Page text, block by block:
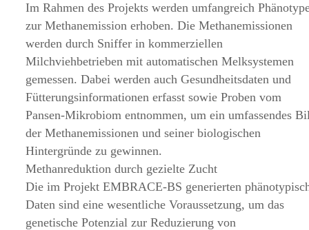
Im Rahmen des Projekts werden umfangreich
zur Methanemission erhoben. Die Methanemissionen
werden durch Sniffer in kommerziellen
Milchviehbetrieben mit automatischen Melksystemen
gemessen. Dabei werden auch Gesundheitsdaten und
Fütterungsinformationen erfasst sowie Proben vom
Pansen-Mikrobiom entnommen, um ein umfassendes
der Methanemissionen und seiner biologischen
Hintergründe zu gewinnen.
Methanreduktion durch gezielte Zucht
Die im Projekt EMBRACE-BS generierten
Daten sind eine wesentliche Voraussetzung, um das
genetische Potenzial zur Reduzierung von